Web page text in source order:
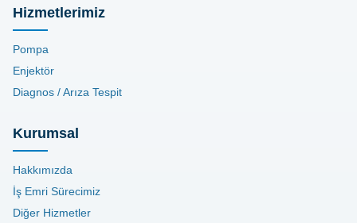
Hizmetlerimiz
Pompa
Enjektör
Diagnos / Arıza Tespit
Kurumsal
Hakkımızda
İş Emri Sürecimiz
Diğer Hizmetler